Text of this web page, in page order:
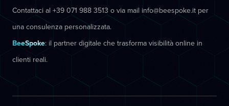
Contattaci al +39 071 988 3513 o via mail info@beespoke.it per
una consulenza personalizzata.
BeeSpoke: il partner digitale che trasforma visibilità online in
clienti reali.